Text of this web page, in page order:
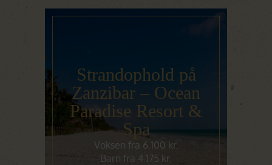
Strandophold på
Zanzibar – Ocean
Paradise Resort &
Spa
Voksen fra 6.100 kr.
Barn fra 4.175 kr.